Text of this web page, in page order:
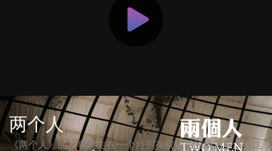
两个人
《两个人》的故事发生在一个特别有仪式感的场景里，在这